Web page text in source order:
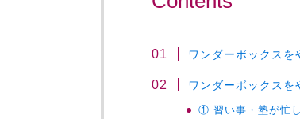
ワンダーボックスを
ワンダーボックスを
① 習い事・塾が忙